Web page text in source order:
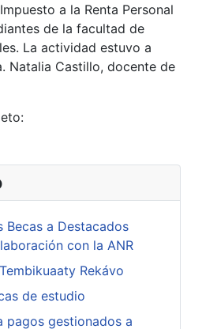
a la Renta Personal
de la facultad de
La actividad estuvo a
Natalia Castillo, docente de
Becas a Destacados
con la ANR
Rekávo
de estudio
pagos gestionados a